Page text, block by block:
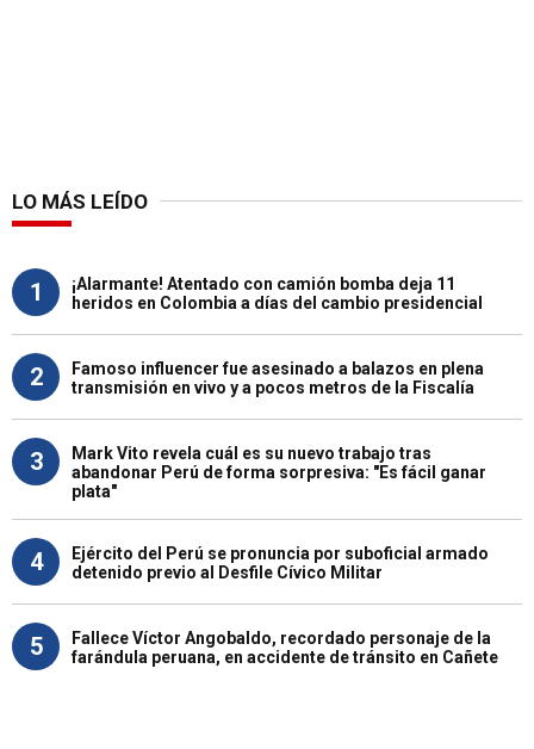
LO MÁS LEÍDO
1
¡Alarmante! Atentado con camión bomba deja 11
heridos en Colombia a días del cambio presidencial
2
Famoso influencer fue asesinado a balazos en plena
transmisión en vivo y a pocos metros de la Fiscalía
3
Mark Vito revela cuál es su nuevo trabajo tras
abandonar Perú de forma sorpresiva: "Es fácil ganar
plata"
4
Ejército del Perú se pronuncia por suboficial armado
detenido previo al Desfile Cívico Militar
5
Fallece Víctor Angobaldo, recordado personaje de la
farándula peruana, en accidente de tránsito en Cañete